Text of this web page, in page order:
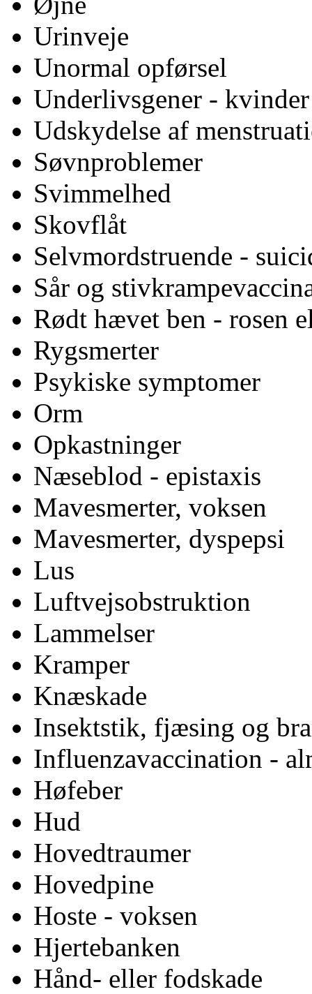
Urinveje
Unormal opførsel
Underlivsgener - kvinder
Udskydelse af
Søvnproblemer
Svimmelhed
Skovflåt
Selvmordstruende -
Sår og
Rødt hævet ben - rosen
Rygsmerter
Psykiske symptomer
Orm
Opkastninger
Næseblod - epistaxis
Mavesmerter, voksen
Mavesmerter, dyspepsi
Lus
Luftvejsobstruktion
Lammelser
Kramper
Knæskade
Insektstik, fjæsing og
Influenzavaccination -
Høfeber
Hud
Hovedtraumer
Hovedpine
Hoste - voksen
Hjertebanken
Hånd- eller fodskade